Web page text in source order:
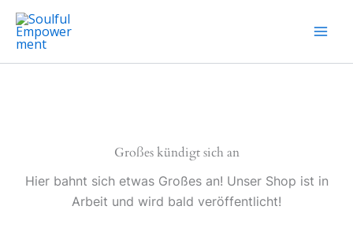
Zum
Inhalt
springen
Großes kündigt sich an
Hier bahnt sich etwas Großes an! Unser Shop ist in
Arbeit und wird bald veröffentlicht!